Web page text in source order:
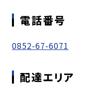
電話番号
0852-67-6071
配達エリア